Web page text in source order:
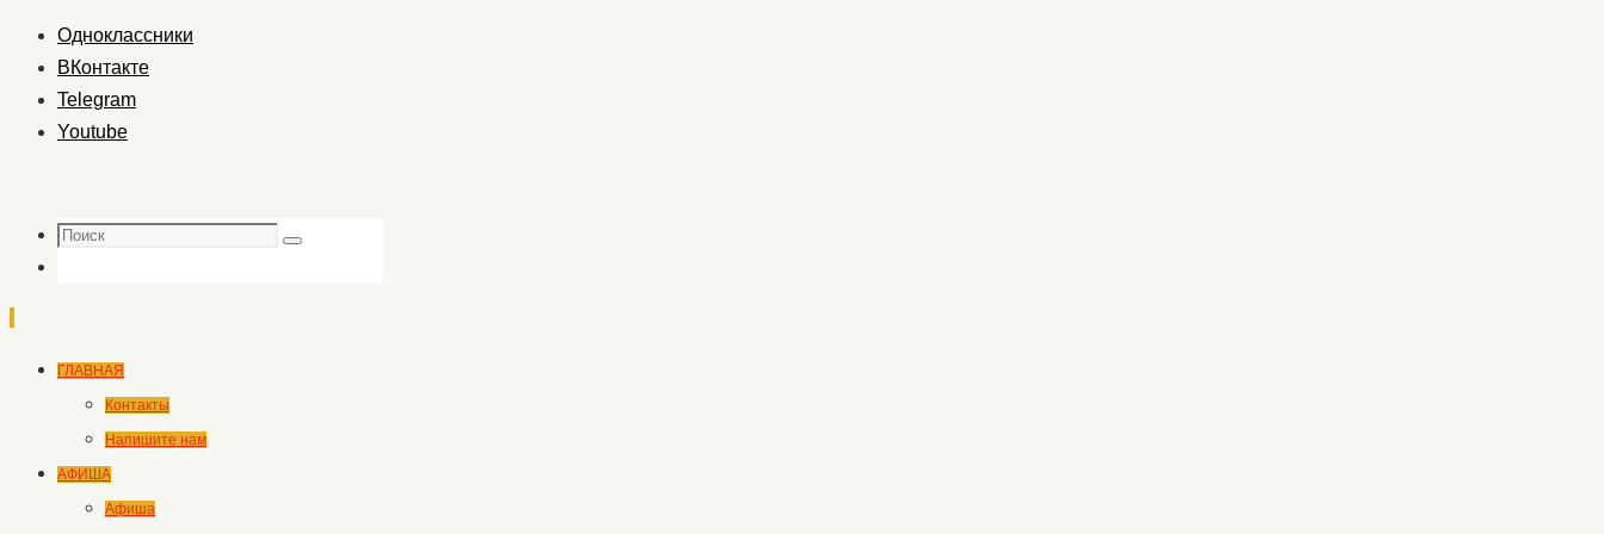
Одноклассники
ВКонтакте
Telegram
Youtube
Поиск
Поиск
Перейти
содержимому
ГЛАВНАЯ
Контакты
Напишите нам
АФИША
Афиша